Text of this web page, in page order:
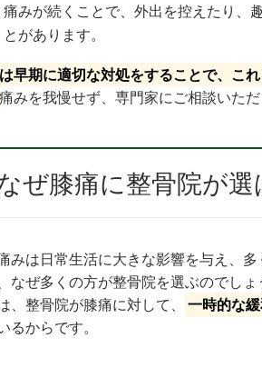
痛みが続くことで、外出を控えたり、
とがあります。
早期に適切な対処をすることで、こ
痛みを我慢せず、専門家にご相談いただ
ぜ膝痛に整骨院が
みは日常生活に大きな影響を与え、
なぜ多くの方が整骨院を選ぶのでしょ
、整骨院が膝痛に対して、
一時的な
るからです。